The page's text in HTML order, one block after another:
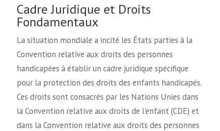
Cadre Juridique et Droits
Fondamentaux
La situation mondiale a incité les États parties à la
Convention relative aux droits des personnes
handicapées à établir un cadre juridique spécifique
pour la protection des droits des enfants handicapés.
Ces droits sont consacrés par les Nations Unies dans
la Convention relative aux droits de l'enfant (CDE) et
dans la Convention relative aux droits des personnes